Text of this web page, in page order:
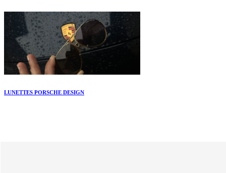
LUNETTES PORSCHE DESIGN